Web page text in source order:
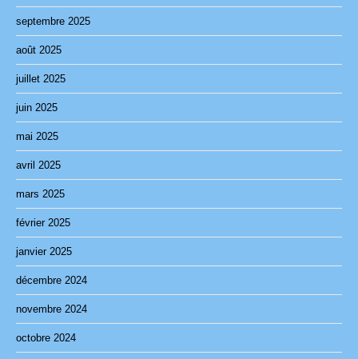
septembre 2025
août 2025
juillet 2025
juin 2025
mai 2025
avril 2025
mars 2025
février 2025
janvier 2025
décembre 2024
novembre 2024
octobre 2024